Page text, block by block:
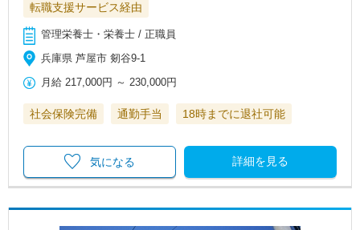
転職支援サービス経由
管理栄養士・栄養士 / 正職員
兵庫県 芦屋市 剱谷9‐1
月給 217,000円 ～230,000円
社会保険完備 通勤手当 18時までに退社可能
詳細を見る
気になる